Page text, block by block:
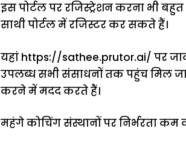
इस पोर्टल पर रजिस्ट्रेशन करना भी
साथी पोर्टल में रजिस्टर कर सकते हैं।
यहां https://sathee.prutor.ai/ पर
उपलब्ध सभी संसाधनों तक पहुंच मिल
करने में मदद करते हैं।
महंगे कोचिंग संस्थानों पर निर्भरता कम